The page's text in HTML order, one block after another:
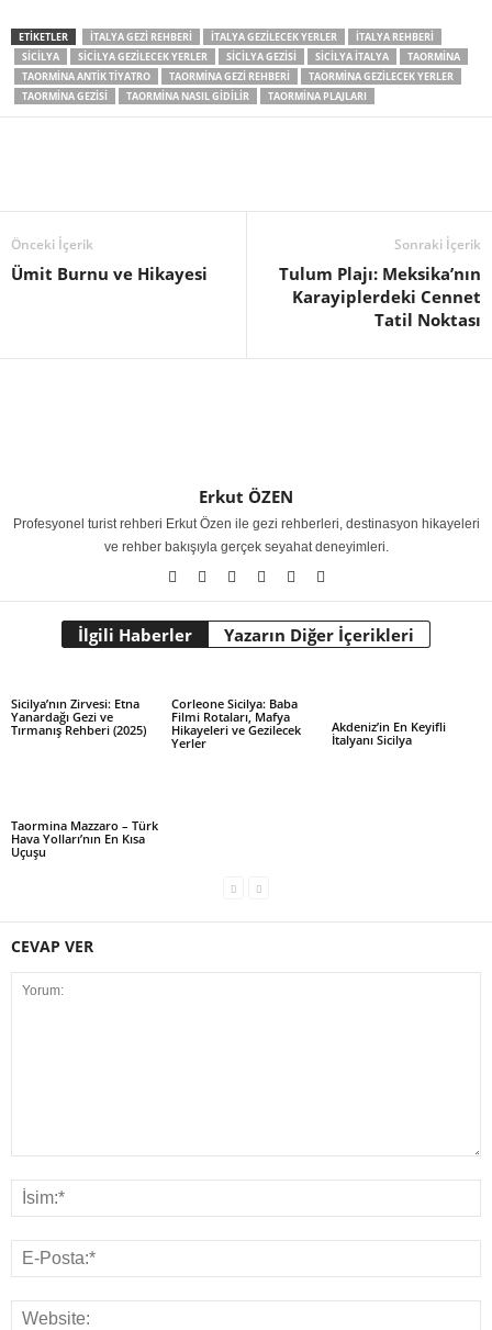
ETIKETLER İTALYA GEZI REHBERI İTALYA GEZILECEK YERLER
ITALYA REHBERI
SICILYA
SICILYA GEZILECEK YERLER SICILYA GEZISI SICILYA ITALYA
TAORMINA
TAORMINA ANTIK TIYATRO
TAORMINA GEZI REHBERI
TAORMINA GEZILECEK YERLER
TAORMINA GEZISI
TAORMINA NASIL GIDILIR TAORMINA PLAJLARI
Önceki İçerik
Ümit Burnu ve Hikayesi
Sonraki İçerik
Tulum Plajı: Meksika’nın
Karayiplerdeki Cennet
Tatil Noktası
Erkut ÖZEN
Profesyonel turist rehberi Erkut Özen ile gezi rehberleri, destinasyon hikayeleri
ve rehber bakışıyla gerçek seyahat deneyimleri.
İlgili Haberler Yazarın Diğer İçerikleri
Sicilya’nın Zirvesi: Etna
Yanardağı Gezi ve
Tırmanış Rehberi (2025)
Corleone Sicilya: Baba
Filmi Rotaları, Mafya
Hikayeleri ve Gezilecek
Yerler
Akdeniz’in En Keyifli
İtalyanı Sicilya
Taormina Mazzaro – Türk
Hava Yolları’nın En Kısa
Uçuşu
CEVAP VER